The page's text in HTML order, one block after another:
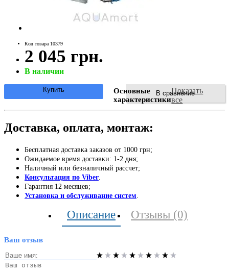
Код товара 10379
2 045 грн.
В наличии
В сравнение
Купить
Основные
характеристики
Показать
все
Доставка, оплата, монтаж:
Бесплатная доставка заказов от 1000 грн;
Ожидаемое время доставки: 1-2 дня;
Наличный или безналичный рассчет;
Консультация по Viber
Гарантия 12 месяцев;
Установка и обслуживание систем
Описание Отзывы (0)
Ваш отзыв